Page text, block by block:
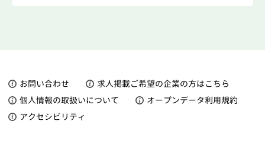
お問い合わせ
求人掲載ご希望の企業の方はこちら
個人情報の取扱いについて
オープンデータ利用規約
アクセシビリティ